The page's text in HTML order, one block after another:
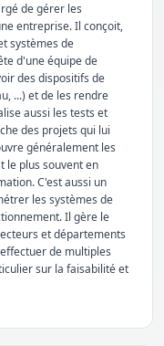
de gérer les
entreprise. Il conçoit,
systèmes de
d'une équipe de
des dispositifs de
...) et de les rendre
aussi les tests et
des projets qui lui
généralement les
le plus souvent en
C'est aussi un
les systèmes de
Il gère le
et départements
de multiples
sur la faisabilité et